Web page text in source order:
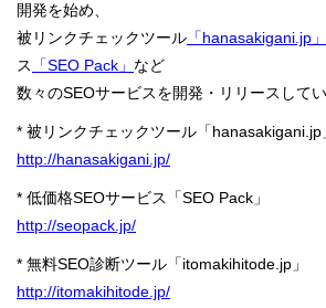
開発を始め、
被リンクチェックツール 「hanasakigani.jp」
ス
「SEO Pack」 など
数々のSEOサービスを開発・リリースしてい
* 被リンクチェックツール「hanasakigani.jp
http://hanasakigani.jp/
* 低価格SEOサービス「SEO Pack」
http://seopack.jp/
* 無料SEO診断ツール「itomakihitode.jp」
http://itomakihitode.jp/